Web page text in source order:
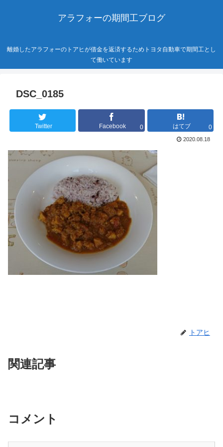
アラフォーの期間工ブログ
離婚したアラフォーのトアヒが借金を返済するためトヨタ自動車で期間工とし
て働いています
DSC_0185
Twitter Facebook 0 はてブ 0
2020.08.18
トアヒ
関連記事
コメント